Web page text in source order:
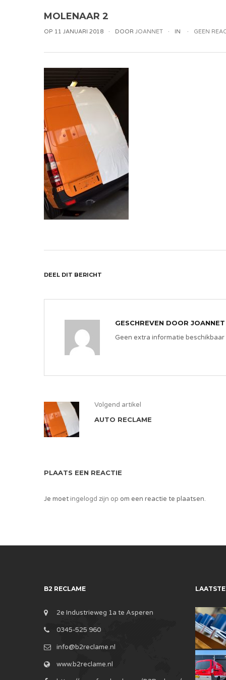
MOLENAAR 2
OP 11 JANUARI 2018 DOOR JOANNET IN GEEN
DEEL DIT BERICHT
GESCHREVEN DOOR JOANNET
Geen extra informatie beschikbaar
Volgend artikel
AUTO RECLAME
PLAATS EEN REACTIE
Je moetingelogd zijn op om een reactie te plaatsen.
B2 RECLAME
2e Industrieweg 1a te Asperen
0345-525 960
info@b2reclame.nl
www.b2reclame.nl